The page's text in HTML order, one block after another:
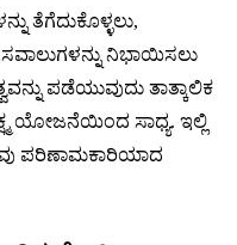
ತೆಗೆದುಕೊಳ್ಳಲು,
ನಿಭಾಯಿಸಲು
ಪಡೆಯುವುದು ತಾತ್ಕಾಲಿಕ
ಯೋಜನೆಯಿಂದ ಸಾಧ್ಯ. ಇಲ್ಲಿ
ಪರಿಣಾಮಕಾರಿಯಾದ